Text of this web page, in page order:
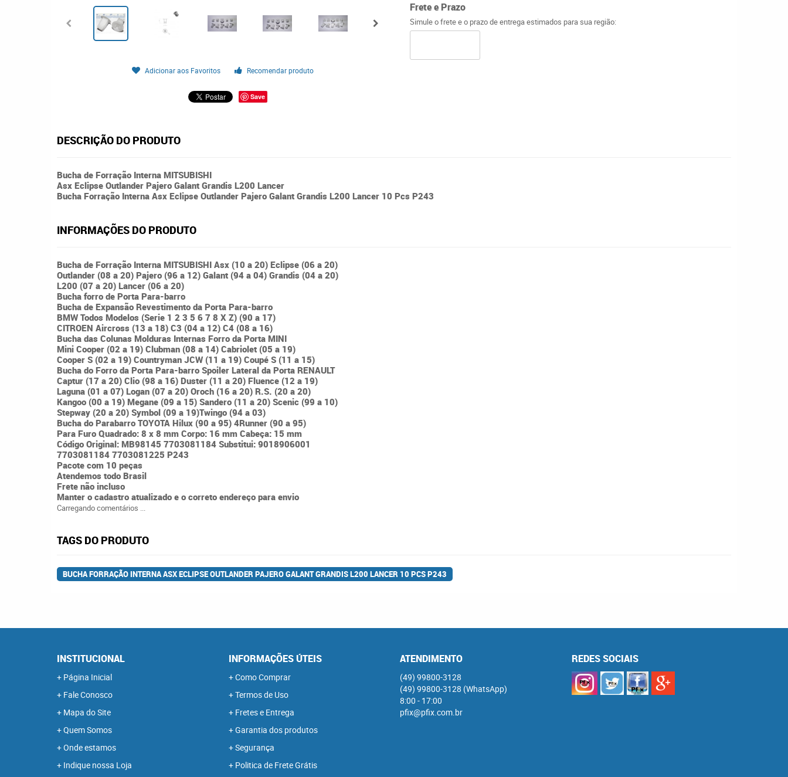
Adicionar aos Favoritos Recomendar produto
Save
Frete e Prazo
Simule o frete e o prazo de entrega estimados para sua região:
DESCRIÇÃO DO PRODUTO
Bucha de Forração Interna MITSUBISHI
Asx Eclipse Outlander Pajero Galant Grandis L200 Lancer
Bucha Forração Interna Asx Eclipse Outlander Pajero Galant Grandis L200 Lancer 10 Pcs P243
INFORMAÇÕES DO PRODUTO
Bucha de Forração Interna MITSUBISHI Asx (10 a 20) Eclipse (06 a 20)
Outlander (08 a 20) Pajero (96 a 12) Galant (94 a 04) Grandis (04 a 20)
L200 (07 a 20) Lancer (06 a 20)
Bucha forro de Porta Para-barro
Bucha de Expansão Revestimento da Porta Para-barro
BMW Todos Modelos (Serie 1 2 3 5 6 7 8 X Z) (90 a 17)
CITROEN Aircross (13 a 18) C3 (04 a 12) C4 (08 a 16)
Bucha das Colunas Molduras Internas Forro da Porta MINI
Mini Cooper (02 a 19) Clubman (08 a 14) Cabriolet (05 a 19)
Cooper S (02 a 19) Countryman JCW (11 a 19) Coupé S (11 a 15)
Bucha do Forro da Porta Para-barro Spoiler Lateral da Porta RENAULT
Captur (17 a 20) Clio (98 a 16) Duster (11 a 20) Fluence (12 a 19)
Laguna (01 a 07) Logan (07 a 20) Oroch (16 a 20) R.S. (20 a 20)
Kangoo (00 a 19) Megane (09 a 15) Sandero (11 a 20) Scenic (99 a 10)
Stepway (20 a 20) Symbol (09 a 19)Twingo (94 a 03)
Bucha do Parabarro TOYOTA Hilux (90 a 95) 4Runner (90 a 95)
Para Furo Quadrado: 8 x 8 mm Corpo: 16 mm Cabeça: 15 mm
Código Original: MB98145 7703081184 Substitui: 9018906001
7703081184 7703081225 P243
Pacote com 10 peças
Atendemos todo Brasil
Frete não incluso
Manter o cadastro atualizado e o correto endereço para envio
Carregando comentários ...
TAGS DO PRODUTO
BUCHA FORRAÇÃO INTERNA ASX ECLIPSE OUTLANDER PAJERO GALANT GRANDIS L200 LANCER 10 PCS P243
INSTITUCIONAL
Página Inicial
Fale Conosco
Mapa do Site
Quem Somos
Onde estamos
Indique nossa Loja
INFORMAÇÕES ÚTEIS
Como Comprar
Termos de Uso
Fretes e Entrega
Garantia dos produtos
Segurança
Politica de Frete Grátis
ATENDIMENTO
(49) 99800-3128
(49) 99800-3128 (WhatsApp)
8:00 - 17:00
pfix@pfix.com.br
REDES SOCIAIS